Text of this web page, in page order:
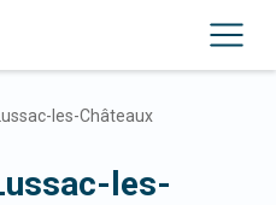
Lussac-les-Châteaux
les-